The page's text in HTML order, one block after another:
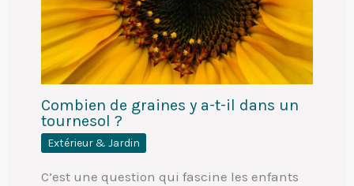
Combien de graines y a-t-il dans un
tournesol ?
Extérieur & Jardin
C’est une question qui fascine les enfants